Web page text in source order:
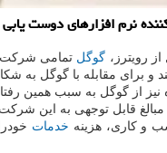
از گوگل شکایت کرده تا مانع از
رویترز، گوگل
و برای مقابله با گوگل به
نیز از گوگل به سبب همین
قابل توجهی به این
و کاری، هزینه خدمات